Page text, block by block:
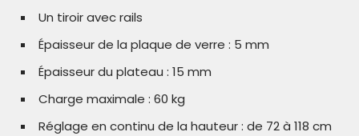
Un tiroir avec rails
Épaisseur de la plaque de verre : 5 mm
Épaisseur du plateau : 15 mm
Charge maximale : 60 kg
Réglage en continu de la hauteur : de 72 à 118 cm